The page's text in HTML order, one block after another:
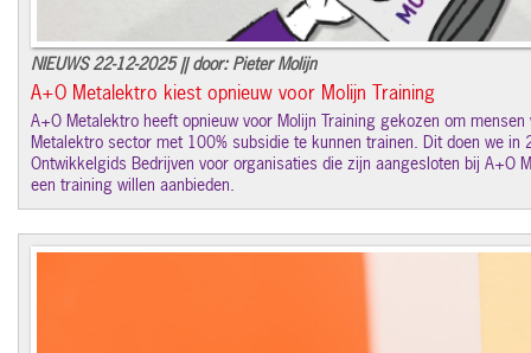
NIEUWS 22-12-2025 || door: Pieter Molijn
A+O Metalektro kiest opnieuw voor Molijn Training
A+O Metalektro heeft opnieuw voor Molijn Training gekozen om
Metalektro sector met 100% subsidie te kunnen trainen. Dit doen we in
Ontwikkelgids Bedrijven voor organisaties die zijn aangesloten bij A+O
een training willen aanbieden.